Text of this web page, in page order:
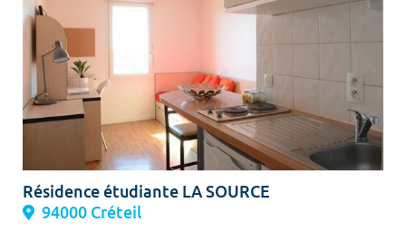
Résidence étudiante LA SOURCE
94000 Créteil